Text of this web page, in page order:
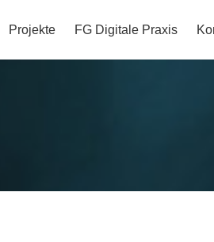
Projekte FG Digitale Praxis